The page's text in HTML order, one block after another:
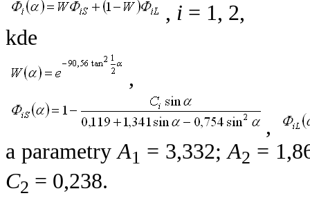
, i = 1, 2,
kde
,
,
a parametryA1 = 3,332;A2 =
C2 = 0,238.